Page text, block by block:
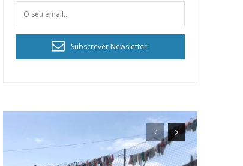
Subscrever Newsletter!